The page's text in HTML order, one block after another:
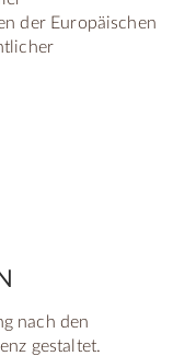
der Europäischen
nach den
gestaltet.